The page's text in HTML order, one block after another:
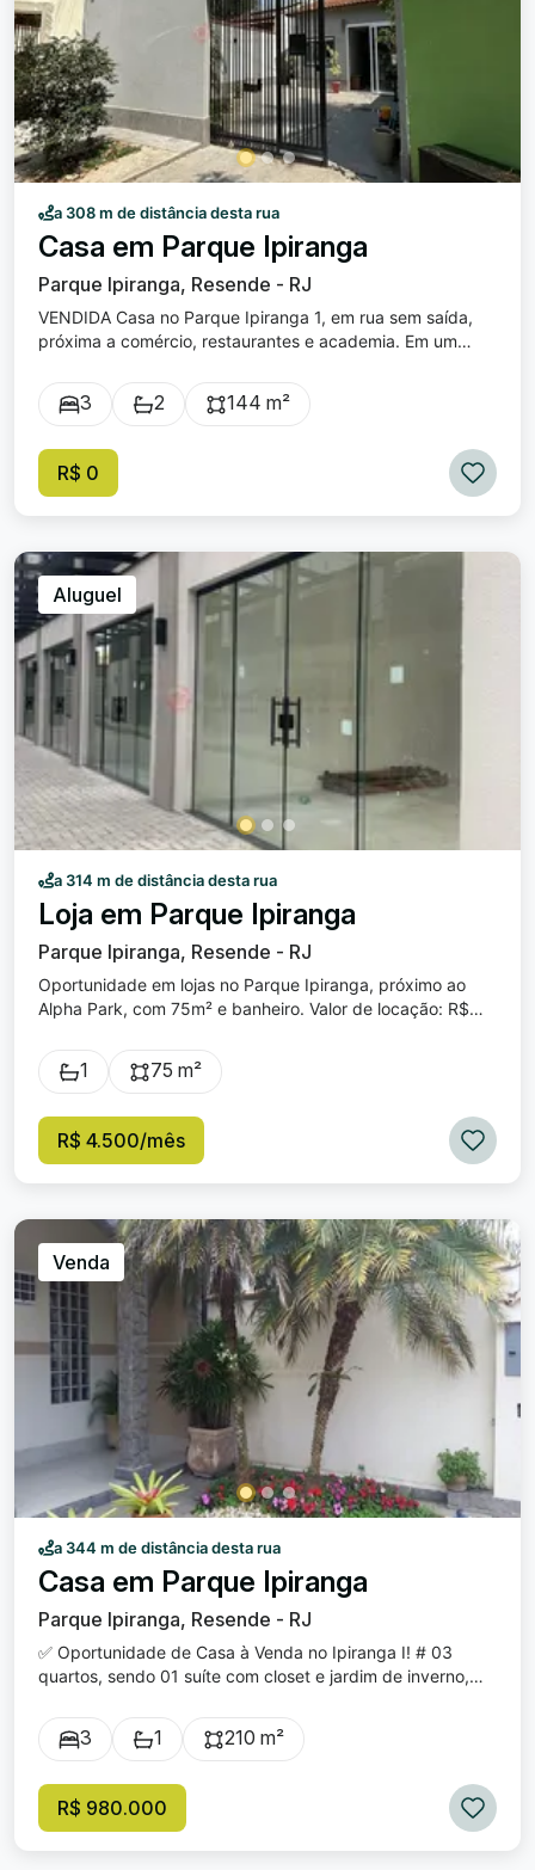
interno, ronda interna e externa, cerca elétrica com
infravermelho e sensor de movimento nos muros que
cercam todo o seu perímetro.
a 308 m de distância desta rua
Casa em Parque Ipiranga
Parque Ipiranga, Resende - RJ
VENDIDA Casa no Parque Ipiranga 1, em rua sem saída,
próxima a comércio, restaurantes e academia. Em um
144m² de área construída. São 3 quartos, sendo uma
suíte, 2 banheiros, sala e cozinha integradas, cozinha e
completa com piscina, ducha, churrasqueira, forno de
pizza, banheiro externo e ampla varanda.
3 2 144 m²
R$ 0
Aluguel
a 314 m de distância desta rua
Loja em Parque Ipiranga
Parque Ipiranga, Resende - RJ
Oportunidade em lojas no Parque Ipiranga, próximo ao
Alpha Park, com 75m² e banheiro. Valor de locação: R$
1 75 m²
R$ 4.500/mês
Venda
a 344 m de distância desta rua
Casa em Parque Ipiranga
Parque Ipiranga, Resende - RJ
✅ Oportunidade de Casa à Venda no Ipiranga I! # 03
quartos, sendo 01 suíte com closet e jardim de inverno,
2 ambientes; # Copa; # Cozinha com armários; # 01
banheiro social; # Área de serviço; # Área de lazer com
Venda: R$ 980.000,00 🏢 Localização: Rua Joaquim de
Azevedo Carneiro Maia, Ipiranga I. Mais informações: 📞
3 1 210 m²
R$ 980.000